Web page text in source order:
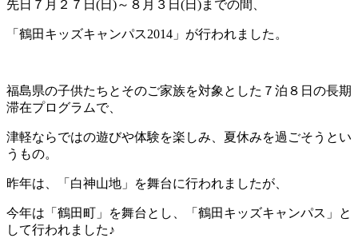
先日７月２７日(日)～８月３日(日)までの間、
「鶴田キッズキャンパス2014」が行われました。
福島県の子供たちとそのご家族を対象とした７泊８日の長期
滞在プログラムで、
津軽ならではの遊びや体験を楽しみ、夏休みを過ごそうとい
うもの。
昨年は、「白神山地」を舞台に行われましたが、
今年は「鶴田町」を舞台とし、「鶴田キッズキャンパス」と
して行われました♪